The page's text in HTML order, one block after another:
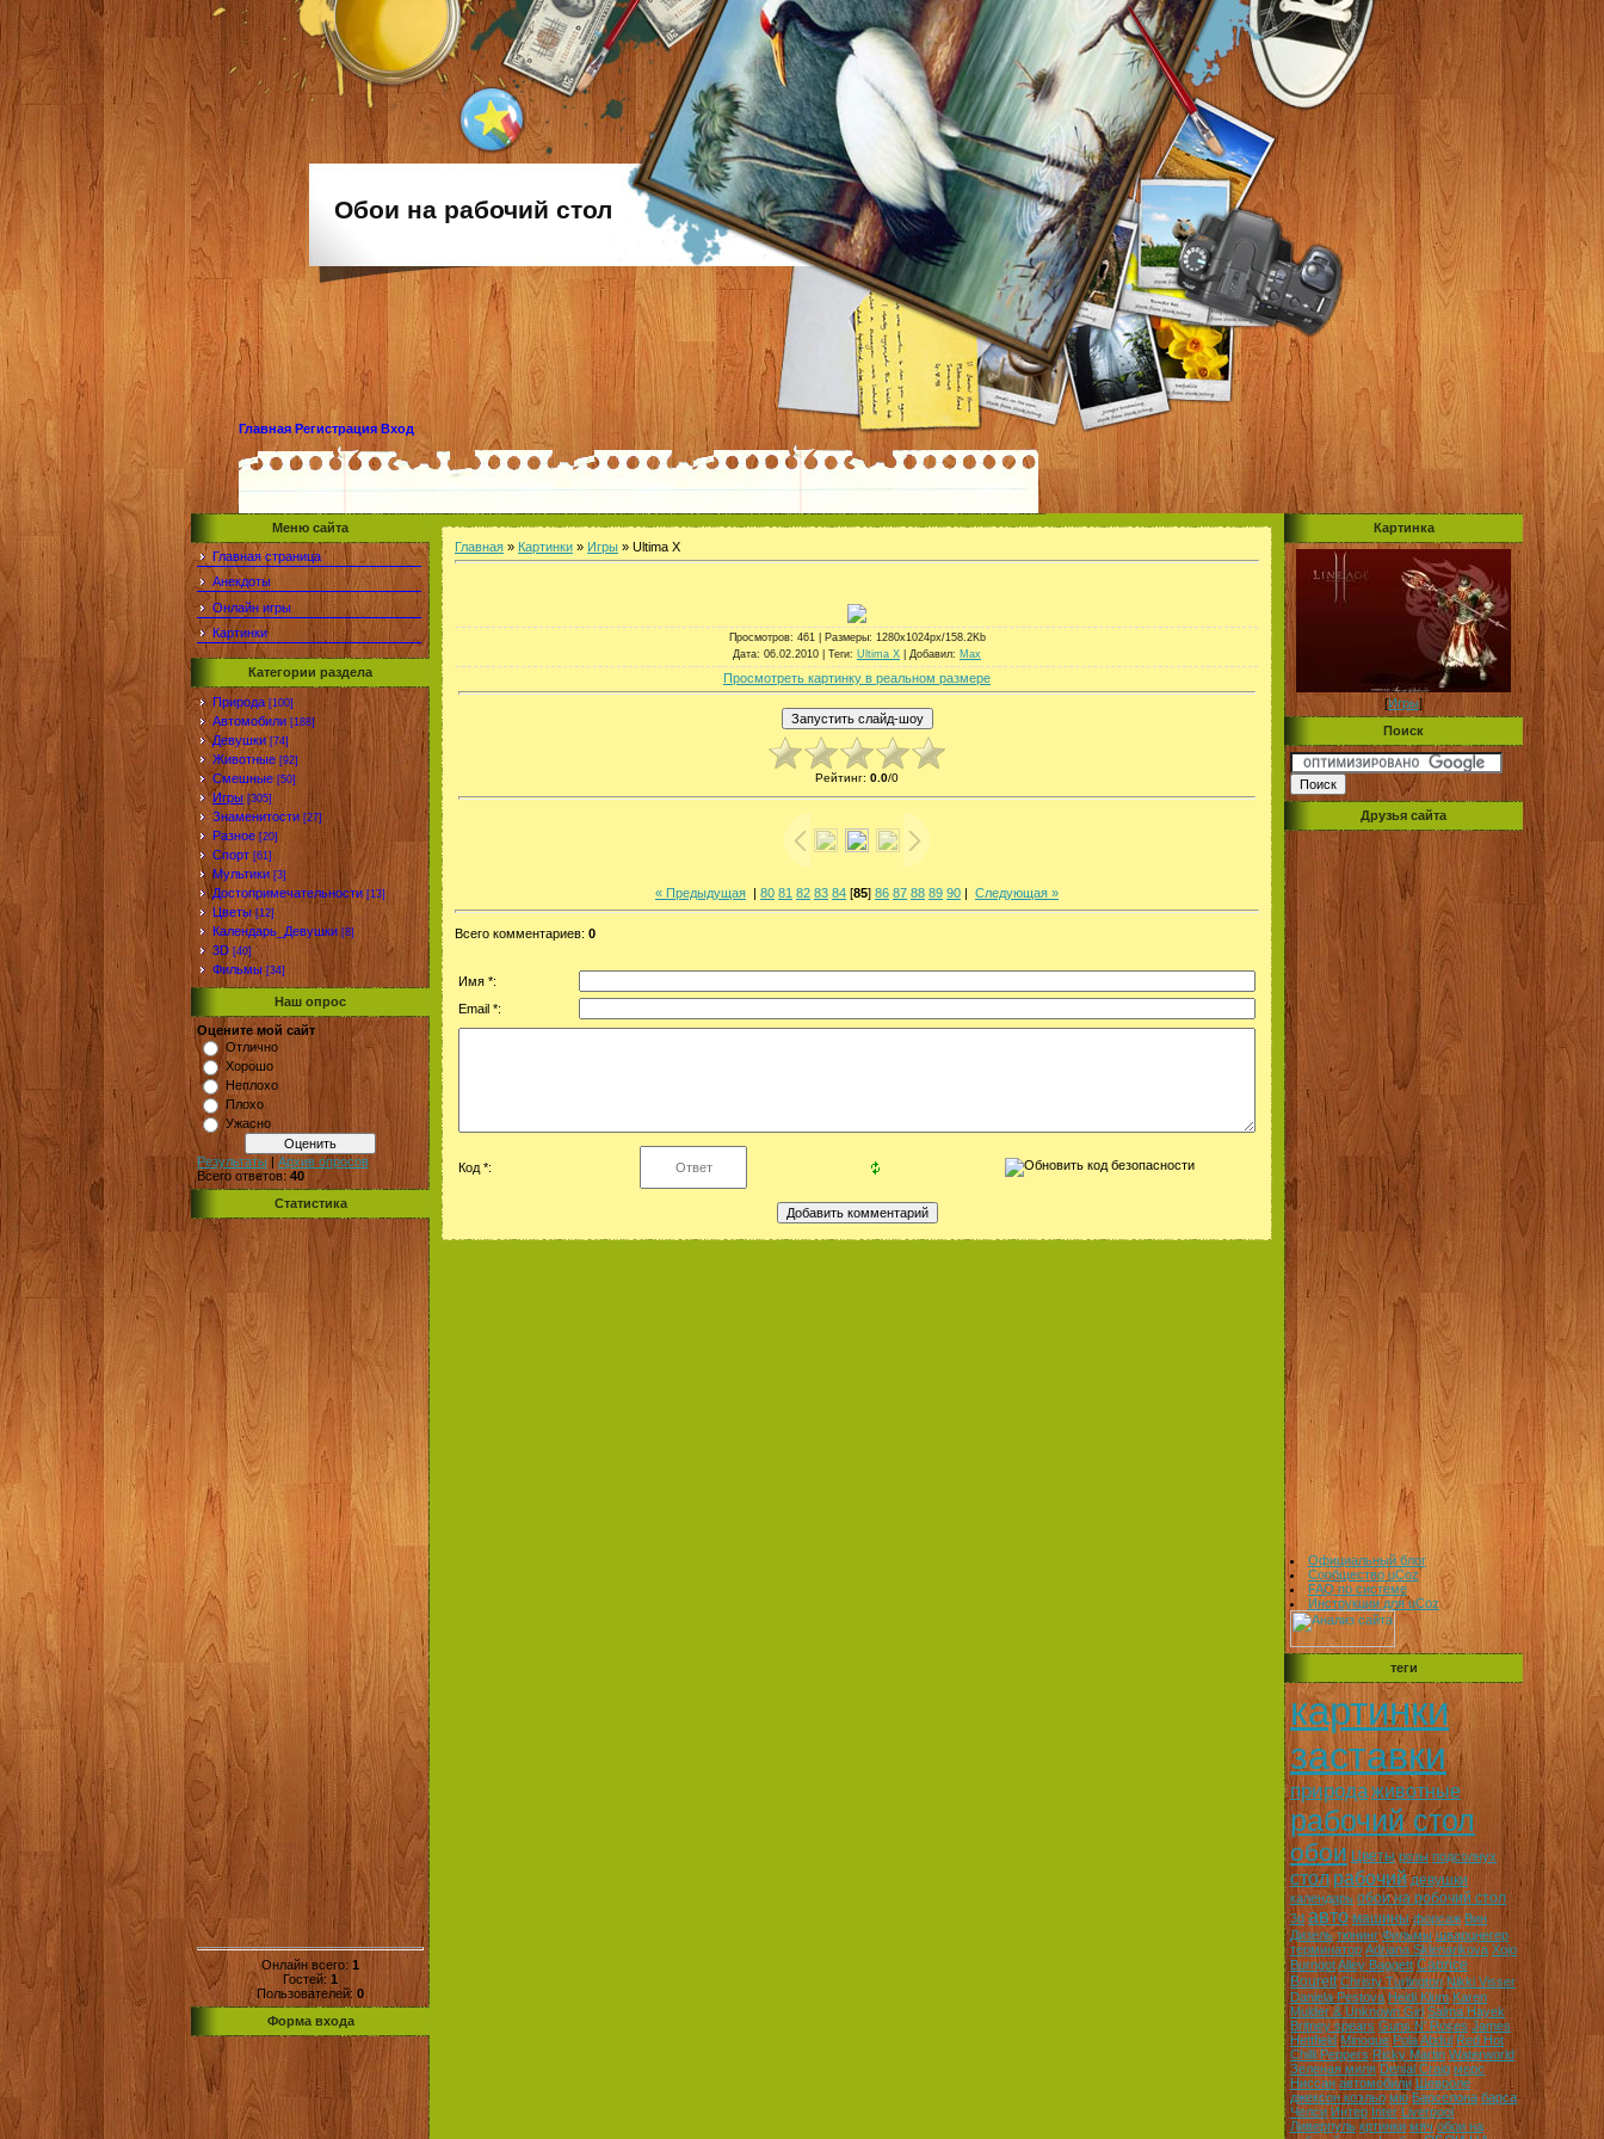
Обои на рабочий стол
Главная Регистрация Вход
Меню сайта
Главная страница
Анекдоты
Онлайн игры
Картинки
Категории раздела
Природа [100]
Автомобили [188]
Девушки [74]
Животные [92]
Смешные [50]
Игры [305]
Знаменитости [27]
Разное [20]
Спорт [61]
Мультики [3]
Достопримечательности [13]
Цветы [12]
Календарь_Девушки [8]
3D [40]
Фильмы [34]
Наш опрос
Оцените мой сайт
Отлично
Хорошо
Неплохо
Плохо
Ужасно
Результаты | Архив опросов
Всего ответов: 40
Статистика
Онлайн всего: 1
Гостей: 1
Пользователей: 0
Форма входа
Главная » Картинки » Игры » Ultima X
Просмотров: 461 | Размеры: 1280x1024px/158.2Kb
Дата: 06.02.2010 | Теги: Ultima X Добавил: Max
Просмотреть картинку в реальном размере
Рейтинг: 0.0/0
« Предыдущая | 80 81 82 83 84 [85] 86 87 88 89 90 | Следующая »
Всего комментариев: 0
Имя *:
Email *:
Код *:
Картинка
[Игры]
Поиск
Друзья сайта
Официальный блог
Сообщество uCoz
FAQ по системе
Инструкции для uCoz
теги
картинки
заставки
природаживотные
рабочий стол
обои Цветы розы подсолнух
стол рабочий девушки
календарь обои на робочий стол
3d авто машины форсаж Вин
Дизель тюнинг Фильмы шварцнегер
терминатор Adriana Sklenarikova Xojo
BurngotAlley Baggett Caprice
Bourett Christy Turlington Nikki Visser
Daniela Pestova Heidi Klum Karen
Mulder & Unknown Girl Salma Hayek
Britney spears Guns N' Roses James
Hettfield Minoque Pola Abdul Red Hot
Chilli Peppers Ricky Martin Waterworld
Зеленая миля Denial Craig мерс
Ниссан автомобили Шевроле
джексон коэльо мю Барселона барса
Челси Интер Inter Liverpool
Ливерпуль кртинки мяч обои на